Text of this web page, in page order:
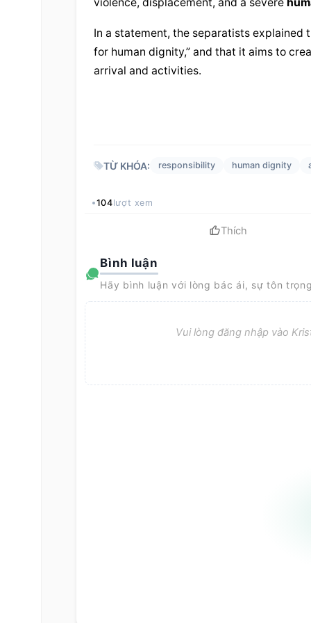
In a statement, the separatists explained
for human dignity,” and that it aims to
arrival and activities.
TỪ KHÓA: responsibility human dignity
104lượt xem
Thích
Bình luận
Hãy bình luận với lòng bác ái, sự tôn
Vui lòng đăng nhập vào